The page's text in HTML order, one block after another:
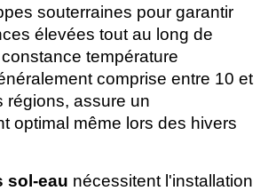
souterraines pour garantir
élevées tout au long de
température
comprise entre 10 et
régions, assure un
optimal même lors des hivers
sol-eau nécessitent l'installation